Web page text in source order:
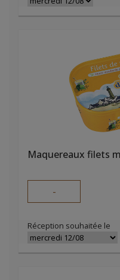
Maquereaux filets
-
Réception souhaitée le